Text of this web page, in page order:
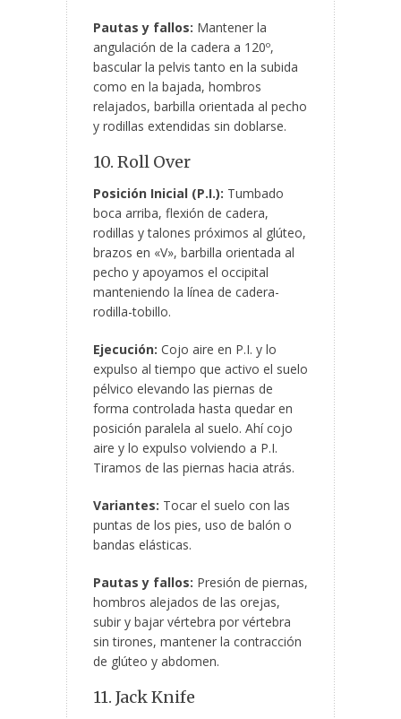
Pautas y fallos: Mantener la
angulación de la cadera a 120º,
bascular la pelvis tanto en la subida
como en la bajada, hombros
relajados, barbilla orientada al pecho
y rodillas extendidas sin doblarse.
10. Roll Over
Posición Inicial (P.I.): Tumbado
boca arriba, flexión de cadera,
rodillas y talones próximos al glúteo,
brazos en «V», barbilla orientada al
pecho y apoyamos el occipital
manteniendo la línea de cadera-
rodilla-tobillo.
Ejecución: Cojo aire en P.I. y lo
expulso al tiempo que activo el suelo
pélvico elevando las piernas de
forma controlada hasta quedar en
posición paralela al suelo. Ahí cojo
aire y lo expulso volviendo a P.I.
Tiramos de las piernas hacia atrás.
Variantes: Tocar el suelo con las
puntas de los pies, uso de balón o
bandas elásticas.
Pautas y fallos: Presión de piernas,
hombros alejados de las orejas,
subir y bajar vértebra por vértebra
sin tirones, mantener la contracción
de glúteo y abdomen.
11. Jack Knife